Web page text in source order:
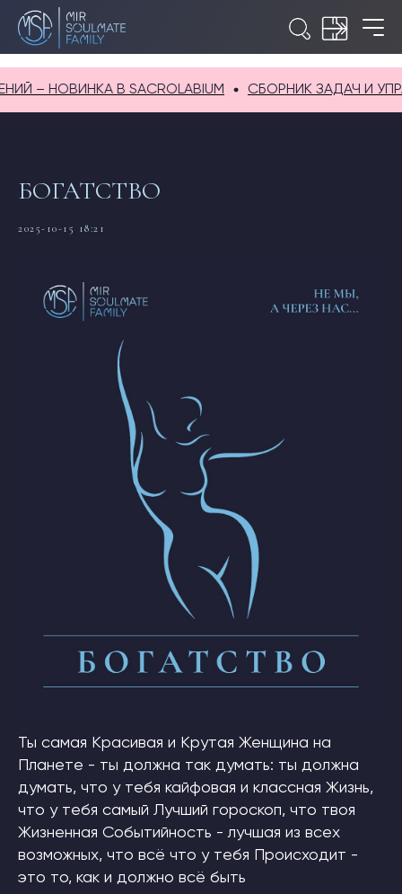
В SACROLABIUM СБОРНИК ЗАДАЧ И
БОГАТСТВО
2025-10-15 18:21
Ты самая Красивая и Крутая Женщина на
Планете - ты должна так думать: ты должна
думать, что у тебя кайфовая и классная Жизнь,
что у тебя самый Лучший гороскоп, что твоя
Жизненная Событийность - лучшая из всех
возможных, что всё что у тебя Происходит -
это то, как и должно всё быть